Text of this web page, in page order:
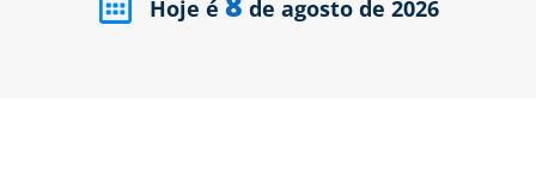
Hoje é de agosto de 2026